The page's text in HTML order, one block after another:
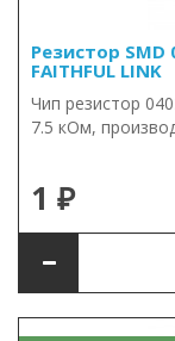
Резистор SMD
FAITHFUL LINK
Чип резистор
7.5 кОм,
1 ₽